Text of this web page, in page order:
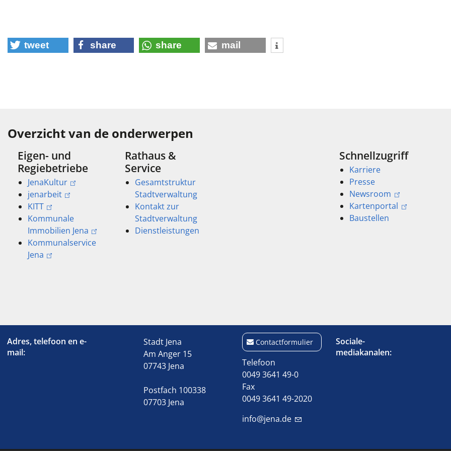
tweet share share mail
Overzicht van de onderwerpen
Eigen- und
Regiebetriebe
JenaKultur
jenarbeit
KITT
Kommunale
Immobilien Jena
Kommunalservice
Jena
Rathaus &
Service
Gesamtstruktur
Stadtverwaltung
Kontakt zur
Stadtverwaltung
Dienstleistungen
Schnellzugriff
Karriere
Presse
Newsroom
Kartenportal
Baustellen
Adres, telefoon en e-
mail:
Stadt Jena
Am Anger 15
07743 Jena
Postfach 100338
07703 Jena
Contactformulier
Telefoon
0049 3641 49-0
Fax
0049 3641 49-2020
info@jena.de
Sociale-
mediakanalen: